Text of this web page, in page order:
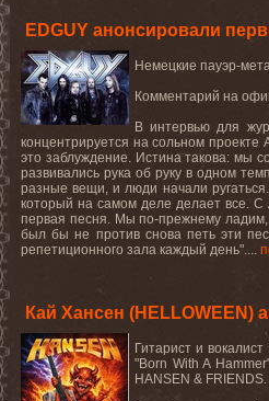
EDGUY анонсировали
Немецкие пауэр-
Комментарий на
В интервью для
концентрируется на сольном
это заблуждение. Истина такова: мы
развивались рука об руку в одном
разные вещи, и люди начали
который на самом деле делает все. С
первая песня. Мы по-прежнему ладим,
был бы не против снова петь эти
репетиционного зала каждый день"....
Кай Хансен
Гитарист и
"Born With A
HANSEN & FRIENDS.